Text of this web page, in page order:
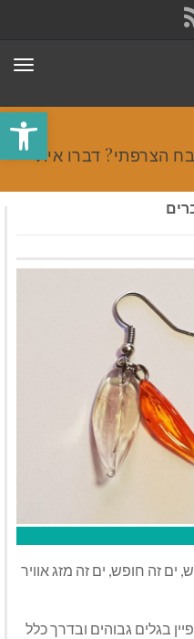
פתח
הצרפתי? דברו איתי
ים זה חופש, ים זה מזג אוויר
בגלים גבוהים ובדרך כלל